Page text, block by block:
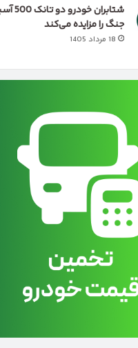
شتابران
جنگ را مزایده می‌کند
18 مرداد 1405